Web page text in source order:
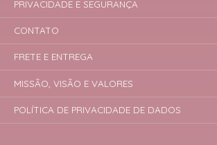
PRIVACIDADE E SEGURANÇA
CONTATO
FRETE E ENTREGA
MISSÃO, VISÃO E VALORES
POLÍTICA DE PRIVACIDADE DE DADOS